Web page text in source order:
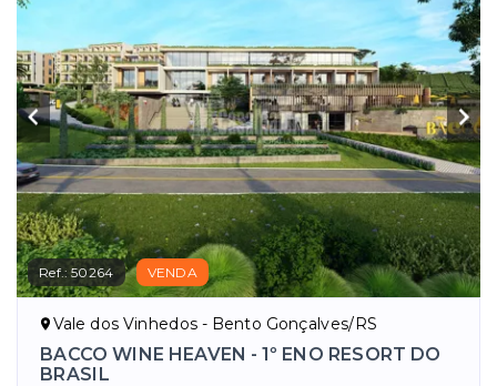
Ref.:50264 VENDA
Vale dos Vinhedos - Bento Gonçalves/RS
BACCO WINE HEAVEN - 1º ENO RESORT DO
BRASIL